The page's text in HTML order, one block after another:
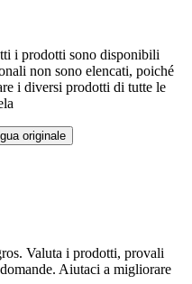
i prodotti sono disponibili
non sono elencati, poiché
i diversi prodotti di tutte le
originale
Valuta i prodotti, provali
Aiutaci a migliorare